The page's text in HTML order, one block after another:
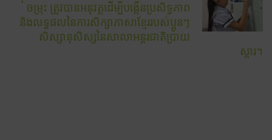
ចម្រុះ ត្រូវបានអនុវត្តដើម្បីបង្កើនប្រសិទ្ធភាព
និងលទ្ធផលនៃការសិក្សាភាសាខ្មែររបស់ប្អូនៗ
សិស្សានុសិស្សនៃសាលាអន្តរជាតិប្រាយ
ស្តារ។